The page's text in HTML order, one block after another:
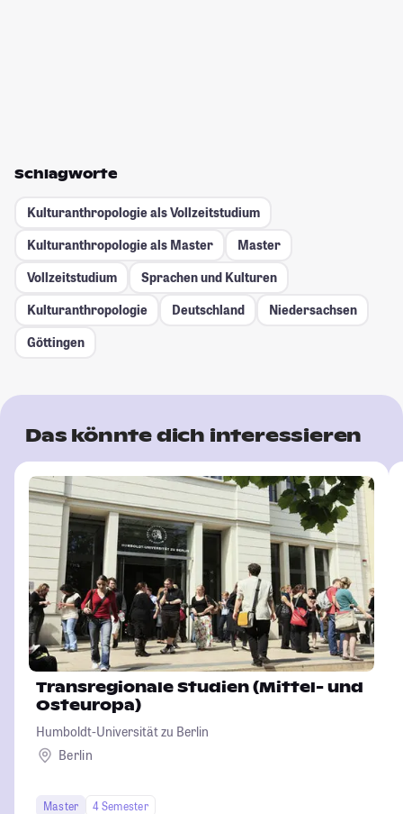
Schlagworte
Kulturanthropologie als Vollzeitstudium
Kulturanthropologie als Master
Master
Vollzeitstudium
Sprachen und Kulturen
Kulturanthropologie
Deutschland
Niedersachsen
Göttingen
Das könnte dich interessieren
Transregionale Studien (Mittel- und
Osteuropa)
Humboldt-Universität zu Berlin
Berlin
Master
4 Semester